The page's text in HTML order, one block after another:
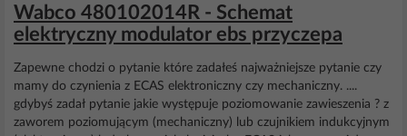
Wabco 480102014R - Schemat
elektryczny modulator ebs przyczepa
Zapewne chodzi o pytanie które zadałeś najważniejsze pytanie czy
mamy do czynienia z ECAS elektroniczny czy mechaniczny. ....
gdybyś zadał pytanie jakie występuje poziomowanie zawieszenia ? z
zaworem poziomującym (mechaniczny) lub czujnikiem indukcyjnym